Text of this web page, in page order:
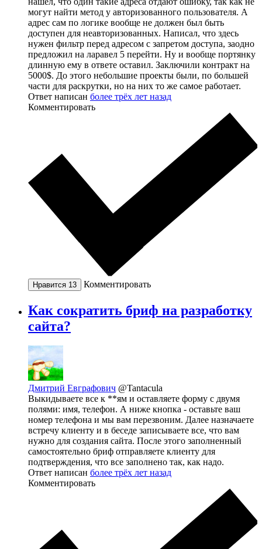
могут найти метод у авторизованного пользователя. А
адрес сам по логике вообще не должен был быть
доступен для неавторизованных. Написал, что здесь
нужен фильтр перед адресом с запретом доступа, заодно
предложил на ларавел 5 перейти. Ну и вообще портянку
длинную ему в ответе оставил. Заключили контракт на
5000$. До этого небольшие проекты были, по большей
части для раскрутки, но на них то же самое работает.
Ответ написан более трёх лет назад
Комментировать
Нравится 13 Комментировать
Как сократить бриф на разработку
сайта?
Дмитрий Евграфович @Tantacula
Выкидываете все к **ям и оставляете форму с двумя
полями: имя, телефон. А ниже кнопка - оставьте ваш
номер телефона и мы вам перезвоним. Далее назначаете
встречу клиенту и в беседе записываете все, что вам
нужно для создания сайта. После этого заполненный
самостоятельно бриф отправляете клиенту для
подтверждения, что все заполнено так, как надо.
Ответ написан более трёх лет назад
Комментировать